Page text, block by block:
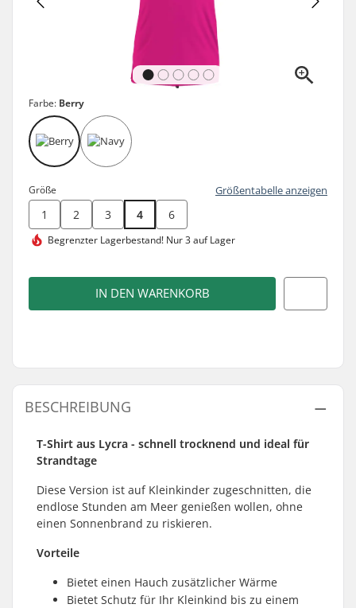
Farbe: Berry
Größe Größentabelle anzeigen
1 2 3 4 6
Begrenzter Lagerbestand! Nur 3 auf Lager
IN DEN WARENKORB
BESCHREIBUNG
T-Shirt aus Lycra - schnell trocknend und ideal für
Strandtage
Diese Version ist auf Kleinkinder zugeschnitten, die
endlose Stunden am Meer genießen wollen, ohne
einen Sonnenbrand zu riskieren.
Vorteile
Bietet einen Hauch zusätzlicher Wärme
Bietet Schutz für Ihr Kleinkind bis zu einem